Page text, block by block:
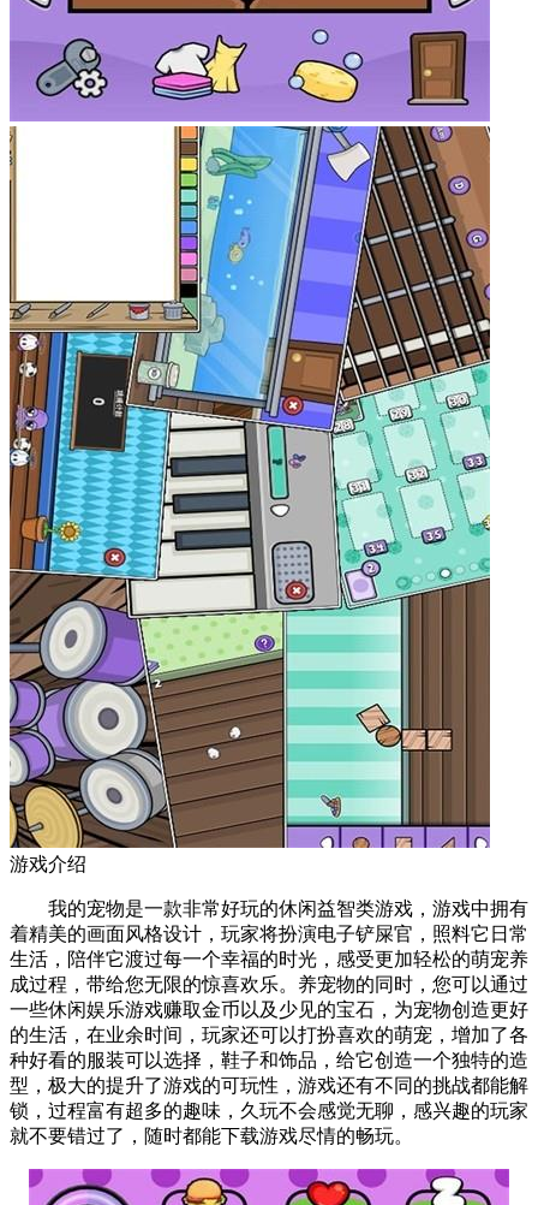
游戏介绍
我的宠物是一款非常好玩的休闲益智类游戏，游戏中拥有
着精美的画面风格设计，玩家将扮演电子铲屎官，照料它日常
生活，陪伴它渡过每一个幸福的时光，感受更加轻松的萌宠养
成过程，带给您无限的惊喜欢乐。养宠物的同时，您可以通过
一些休闲娱乐游戏赚取金币以及少见的宝石，为宠物创造更好
的生活，在业余时间，玩家还可以打扮喜欢的萌宠，增加了各
种好看的服装可以选择，鞋子和饰品，给它创造一个独特的造
型，极大的提升了游戏的可玩性，游戏还有不同的挑战都能解
锁，过程富有超多的趣味，久玩不会感觉无聊，感兴趣的玩家
就不要错过了，随时都能下载游戏尽情的畅玩。